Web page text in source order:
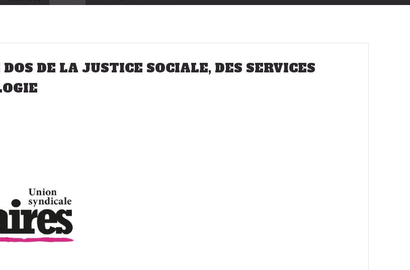
DE LA JUSTICE SOCIALE, DES SERVICES